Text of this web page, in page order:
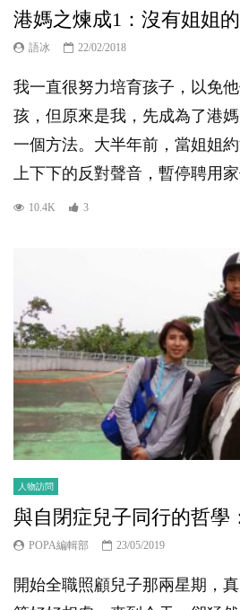
港媽之煉成1：沒有姐姐
語冰 22/02/2018
我一直很努力培育孩子，以免
孩，但原來是我，先成為了港
一個方法。大半年前，當姐姐
上下下的反對聲音，暫停聘用
10.4K 3
人物訪問
與自閉症兒子同行的哲學
POPA編輯部 23/05/2019
開始全職照顧兒子那兩星期，